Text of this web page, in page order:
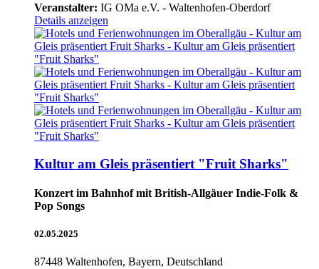
Veranstalter: IG OMa e.V. - Waltenhofen-Oberdorf
Details anzeigen
Kultur am Gleis präsentiert "Fruit Sharks"
Konzert im Bahnhof mit British-Allgäuer Indie-Folk &
Pop Songs
02.05.2025
87448 Waltenhofen, Bayern, Deutschland